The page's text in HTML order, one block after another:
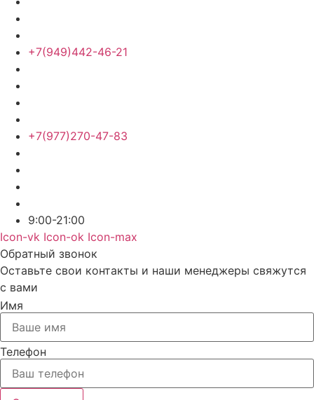
+7(949)442-46-21
+7(977)270-47-83
9:00-21:00
Icon-vk Icon-ok Icon-max
Обратный звонок
Оставьте свои контакты и наши менеджеры свяжутся
с вами
Имя
Телефон